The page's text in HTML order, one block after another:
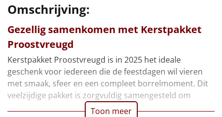
Alle artikelen
Overige
Ideeën
Personeel
Doe het zelf
Omschrijving:
Gezellig samenkomen met Kerstpakket
Proostvreugd
Kerstpakket Proostvreugd is in 2025 het ideale
geschenk voor iedereen die de feestdagen wil vieren
met smaak, sfeer en een compleet borrelmoment. Dit
veelzijdige pakket is zorgvuldig samengesteld om
Toon meer